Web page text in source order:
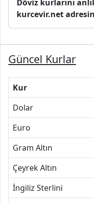
Döviz kurlarını
kurcevir.net
Güncel Kurlar
Kur
Dolar
Euro
Gram Altın
Çeyrek Altın
İngiliz Sterlini